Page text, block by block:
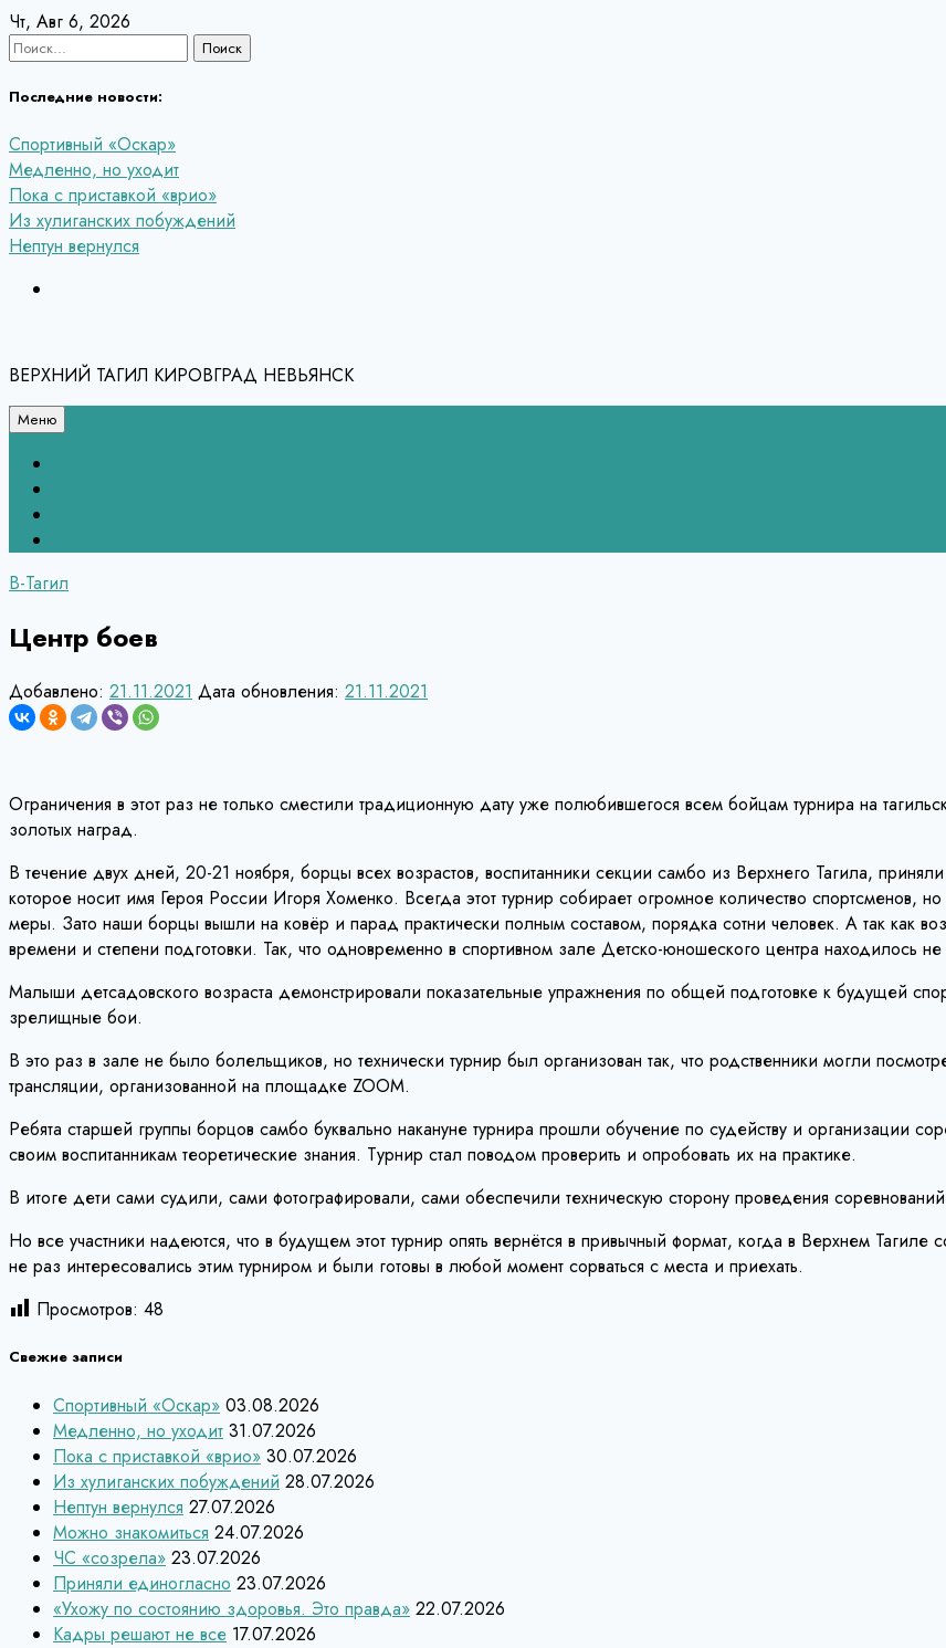
Перейти
к
Чт, Авг 6, 2026
Найти:
Последние новости:
Спортивный «Оскар»
Медленно, но уходит
Пока с приставкой «врио»
Из хулиганских побуждений
Нептун вернулся
ВЕРХНИЙ ТАГИЛ КИРОВГРАД НЕВЬЯНСК
Меню
В-Тагил
Центр боев
Добавлено: 21.11.2021 Дата обновления: 21.11.2021
Ограничения в этот раз не только сместили традиционную дату уже полюбившегося всем бойцам турнира на
золотых наград.
В течение двух дней, 20-21 ноября, борцы всех возрастов, воспитанники секции самбо из Верхнего Тагила,
которое носит имя Героя России Игоря Хоменко. Всегда этот турнир собирает огромное количество спортсменов,
меры. Зато наши борцы вышли на ковёр и парад практически полным составом, порядка сотни человек. А так как
времени и степени подготовки. Так, что одновременно в спортивном зале Детско-юношеского центра находилось
Малыши детсадовского возраста демонстрировали показательные упражнения по общей подготовке к будущей
зрелищные бои.
В это раз в зале не было болельщиков, но технически турнир был организован так, что родственники могли
трансляции, организованной на площадке ZOOM.
Ребята старшей группы борцов самбо буквально накануне турнира прошли обучение по судейству и организации
своим воспитанникам теоретические знания. Турнир стал поводом проверить и опробовать их на практике.
В итоге дети сами судили, сами фотографировали, сами обеспечили техническую сторону проведения
Но все участники надеются, что в будущем этот турнир опять вернётся в привычный формат, когда в Верхнем
не раз интересовались этим турниром и были готовы в любой момент сорваться с места и приехать.
Просмотров: 48
Свежие записи
Спортивный «Оскар» 03.08.2026
Медленно, но уходит 31.07.2026
Пока с приставкой «врио» 30.07.2026
Из хулиганских побуждений 28.07.2026
Нептун вернулся 27.07.2026
Можно знакомиться 24.07.2026
ЧС «созрела» 23.07.2026
Приняли единогласно 23.07.2026
«Ухожу по состоянию здоровья. Это правда» 22.07.2026
Кадры решают не все 17.07.2026